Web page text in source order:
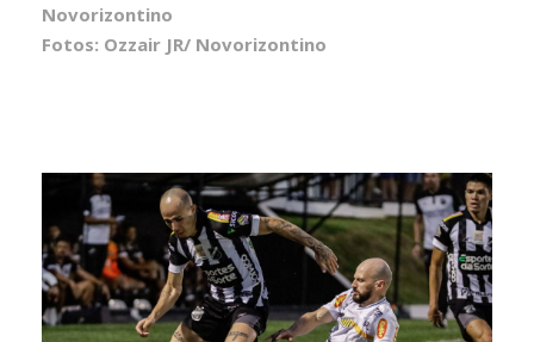
Novorizontino
Fotos: Ozzair JR/ Novorizontino